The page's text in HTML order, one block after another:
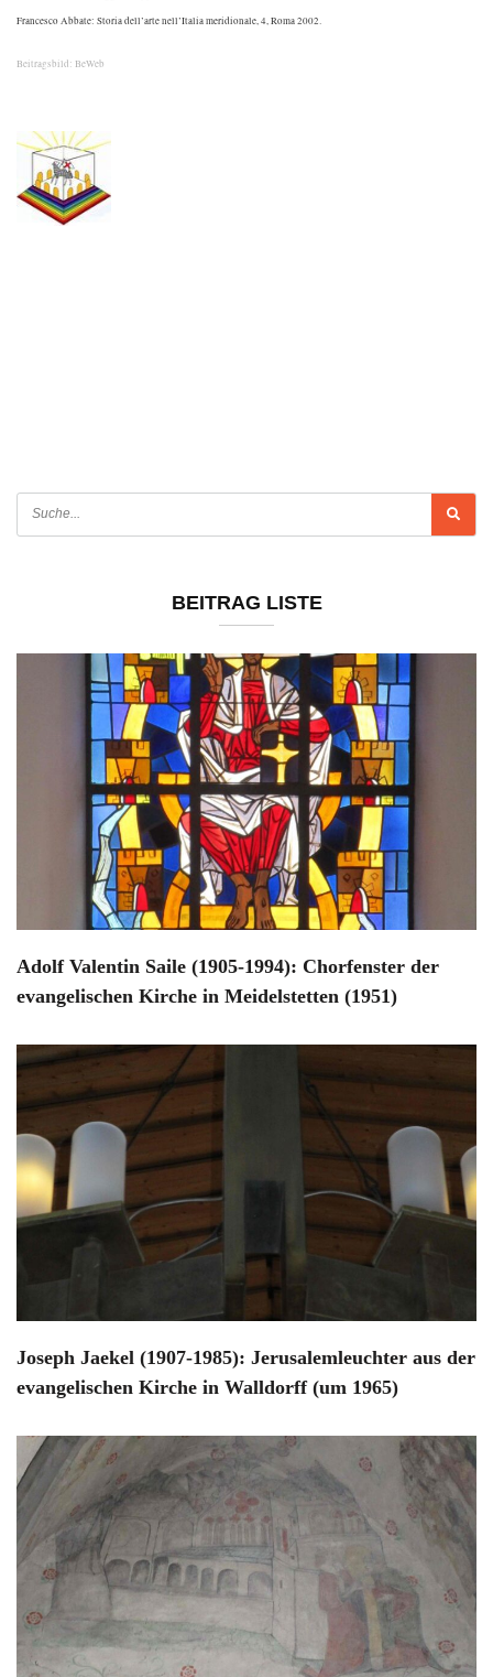
Francesco Abbate: Storia dell’arte nell’Italia meridionale, 4, Roma 2002.
Beitragsbild: BeWeb
BEITRAG LISTE
Adolf Valentin Saile (1905-1994): Chorfenster der
evangelischen Kirche in Meidelstetten (1951)
Joseph Jaekel (1907-1985): Jerusalemleuchter aus der
evangelischen Kirche in Walldorff (um 1965)